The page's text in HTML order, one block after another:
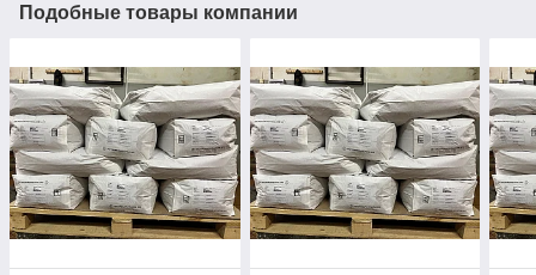
Подобные товары компании